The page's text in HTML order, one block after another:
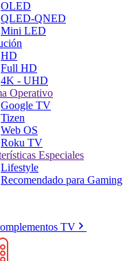
OLED
QLED-QNED
Mini LED
HD
Full HD
4K - UHD
Operativo
Google TV
Tizen
Web OS
Roku TV
Especiales
Lifestyle
Recomendado para Gaming
TV